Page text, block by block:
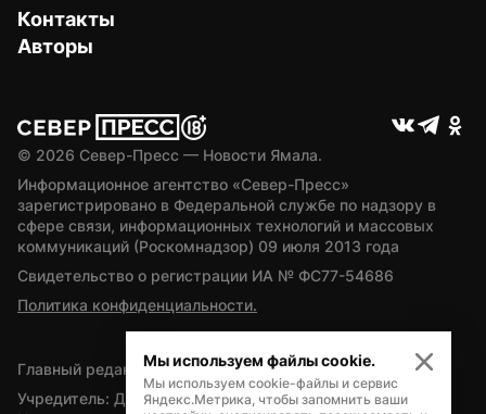
Контакты
Авторы
© 2026 Север-Пресс — Новости Ямала.
Информационное агентство «Север-Пресс»
зарегистрировано в Федеральной службе по надзору в
сфере связи, информационных технологий и массовых
коммуникаций (Роскомнадзор) 09 июля 2013 года
Свидетельство о регистрации ИА № ФС77-54686
Политика конфиденциальности.
Главный редактор — А.Л. Поздеев
Учредитель: Департамент внутренней политики Ямало-
Мы используем файлы cookie.
Мы используем cookie-файлы и сервис
Яндекс.Метрика, чтобы запомнить ваши